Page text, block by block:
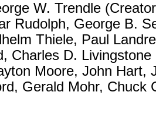
W. Trendle
Rudolph, George B.
Thiele, Paul
Charles D. Livingstone
Moore, John Hart,
Gerald Mohr, Chuck